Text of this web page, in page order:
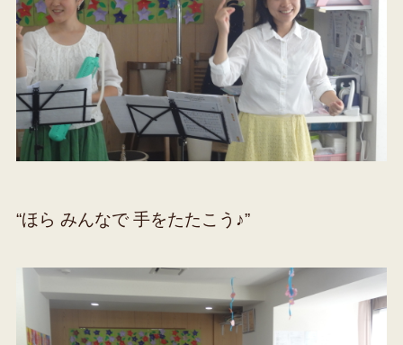
“ほら みんなで 手をたたこう♪”